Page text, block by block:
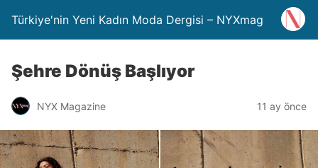
Türkiye'nin Yeni Kadın Moda Dergisi – NYXmag
Şehre Dönüş Başlıyor
NYX Magazine 11 ay önce